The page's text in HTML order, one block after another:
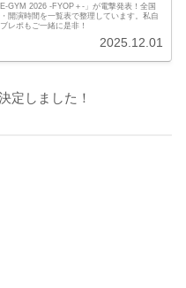
GYM 2026 -FYOP＋-」が電撃発表！全国
開演時間を一覧表で整理しています。私自
レポもご一緒に是非！
2025.12.01
定しました！